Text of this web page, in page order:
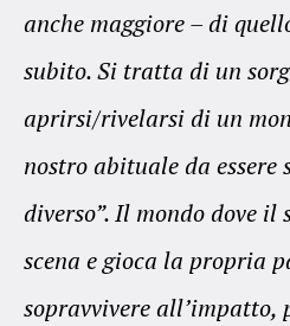
anche maggiore – di
subito. Si tratta di un
aprirsi/rivelarsi di un
nostro abituale da essere
diverso”. Il mondo dove il
scena e gioca la propria
sopravvivere all’impatto,